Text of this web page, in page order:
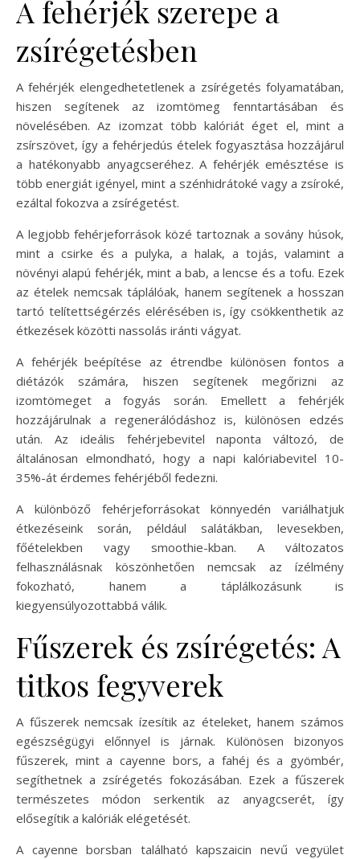
A fehérjék szerepe a
zsírégetésben
A fehérjék elengedhetetlenek a zsírégetés folyamatában,
hiszen segítenek az izomtömeg fenntartásában és
növelésében. Az izomzat több kalóriát éget el, mint a
zsírszövet, így a fehérjedús ételek fogyasztása hozzájárul
a hatékonyabb anyagcseréhez. A fehérjék emésztése is
több energiát igényel, mint a szénhidrátoké vagy a zsíroké,
ezáltal fokozva a zsírégetést.
A legjobb fehérjeforrások közé tartoznak a sovány húsok,
mint a csirke és a pulyka, a halak, a tojás, valamint a
növényi alapú fehérjék, mint a bab, a lencse és a tofu. Ezek
az ételek nemcsak táplálóak, hanem segítenek a hosszan
tartó telítettségérzés elérésében is, így csökkenthetik az
étkezések közötti nassolás iránti vágyat.
A fehérjék beépítése az étrendbe különösen fontos a
diétázók számára, hiszen segítenek megőrizni az
izomtömeget a fogyás során. Emellett a fehérjék
hozzájárulnak a regenerálódáshoz is, különösen edzés
után. Az ideális fehérjebevitel naponta változó, de
általánosan elmondható, hogy a napi kalóriabevitel 10-
35%-át érdemes fehérjéből fedezni.
A különböző fehérjeforrásokat könnyedén variálhatjuk
étkezéseink során, például salátákban, levesekben,
főételekben vagy smoothie-kban. A változatos
felhasználásnak köszönhetően nemcsak az ízélmény
fokozható, hanem a táplálkozásunk is
kiegyensúlyozottabbá válik.
Fűszerek és zsírégetés: A
titkos fegyverek
A fűszerek nemcsak ízesítik az ételeket, hanem számos
egészségügyi előnnyel is járnak. Különösen bizonyos
fűszerek, mint a cayenne bors, a fahéj és a gyömbér,
segíthetnek a zsírégetés fokozásában. Ezek a fűszerek
természetes módon serkentik az anyagcserét, így
elősegítik a kalóriák elégetését.
A cayenne borsban található kapszaicin nevű vegyület